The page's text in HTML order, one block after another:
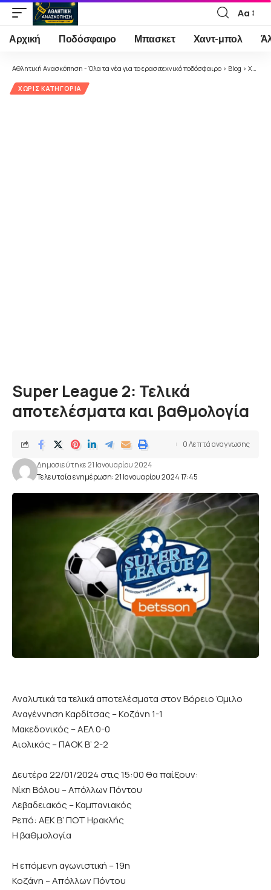
Font
Resizer
Αα
Αρχική Ποδόσφαιρο Μπασκετ Χαντ-μπολ
Αθλητική Ανασκόπηση - Όλα τα νέα για το ερασιτεχνικό ποδόσφαιρο > Blog > Χωρίς κατηγορία
ΧΩΡΊΣ ΚΑΤΗΓΟΡΊΑ
Super League 2: Τελικά
αποτελέσματα και βαθμολογία
Τελευταία ενημέρωση: 21 Ιανουαρίου 2024 17:45
Δημοσιεύτηκε 21 Ιανουαρίου 2024
0 Λεπτά αναγνωσης
Αναλυτικά τα τελικά αποτελέσματα στον Βόρειο Όμιλο
Αναγέννηση Καρδίτσας – Κοζάνη 1-1
Μακεδονικός – ΑΕΛ 0-0
Αιολικός – ΠΑΟΚ Β’ 2-2
Δευτέρα 22/01/2024 στις 15:00 θα παίξουν:
Νίκη Βόλου – Απόλλων Πόντου
Λεβαδειακός – Καμπανιακός
Ρεπό: ΑΕΚ Β’ ΠΟΤ Ηρακλής
Η βαθμολογία
Η επόμενη αγωνιστική – 19η
Κοζάνη – Απόλλων Πόντου